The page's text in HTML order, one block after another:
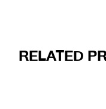
RELATED